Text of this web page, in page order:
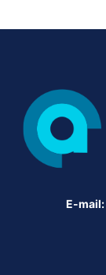
E-mail: